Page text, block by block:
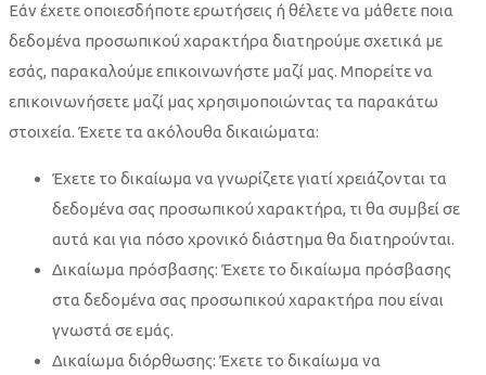
Εάν έχετε οποιεσδήποτε ερωτήσεις ή θέλετε να μάθετε ποια
δεδομένα προσωπικού χαρακτήρα διατηρούμε σχετικά με
εσάς, παρακαλούμε επικοινωνήστε μαζί μας. Μπορείτε να
επικοινωνήσετε μαζί μας χρησιμοποιώντας τα παρακάτω
στοιχεία. Έχετε τα ακόλουθα δικαιώματα:
Έχετε το δικαίωμα να γνωρίζετε γιατί χρειάζονται τα
δεδομένα σας προσωπικού χαρακτήρα, τι θα συμβεί σε
αυτά και για πόσο χρονικό διάστημα θα διατηρούνται.
Δικαίωμα πρόσβασης: Έχετε το δικαίωμα πρόσβασης
στα δεδομένα σας προσωπικού χαρακτήρα που είναι
γνωστά σε εμάς.
Δικαίωμα διόρθωσης: Έχετε το δικαίωμα να